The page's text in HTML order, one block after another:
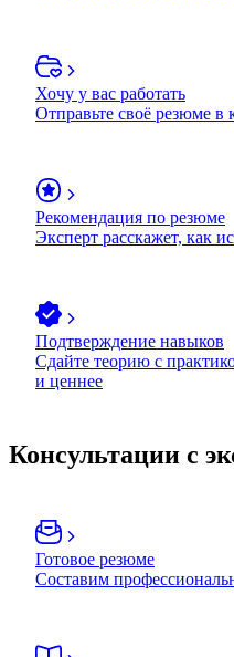
Хочу у вас работать
Отправьте своё резюме
Рекомендация по резюме
Эксперт расскажет, как
Подтверждение навыков
Сдайте теорию с
и ценнее
Консультации с
Готовое резюме
Составим